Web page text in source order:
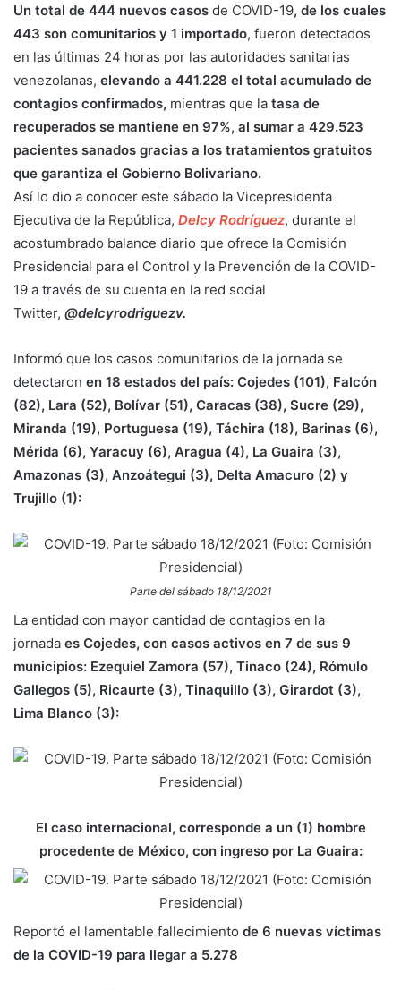
Un total de 444 nuevos casos de COVID-19, de los cuales
443 son comunitarios y 1 importado, fueron detectados
en las últimas 24 horas por las autoridades sanitarias
venezolanas, elevando a 441.228 el total acumulado de
contagios confirmados, mientras que la tasa de
recuperados se mantiene en 97%, al sumar a 429.523
pacientes sanados gracias a los tratamientos gratuitos
que garantiza el Gobierno Bolivariano.
Así lo dio a conocer este sábado la Vicepresidenta
Ejecutiva de la República, Delcy Rodríguez, durante el
acostumbrado balance diario que ofrece la Comisión
Presidencial para el Control y la Prevención de la COVID-
19 a través de su cuenta en la red social
Twitter, @delcyrodriguezv.
Informó que los casos comunitarios de la jornada se
detectaron en 18 estados del país: Cojedes (101), Falcón
(82), Lara (52), Bolívar (51), Caracas (38), Sucre (29),
Miranda (19), Portuguesa (19), Táchira (18), Barinas (6),
Mérida (6), Yaracuy (6), Aragua (4), La Guaira (3),
Amazonas (3), Anzoátegui (3), Delta Amacuro (2) y
Trujillo (1):
Parte del sábado 18/12/2021
La entidad con mayor cantidad de contagios en la
jornada es Cojedes, con casos activos en 7 de sus 9
municipios: Ezequiel Zamora (57), Tinaco (24), Rómulo
Gallegos (5), Ricaurte (3), Tinaquillo (3), Girardot (3),
Lima Blanco (3):
El caso internacional, corresponde a un (1) hombre
procedente de México, con ingreso por La Guaira:
Reportó el lamentable fallecimiento de 6 nuevas víctimas
de la COVID-19 para llegar a 5.278